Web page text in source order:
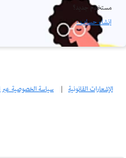
مستخدم جديد؟
إنشاء حساب ›
الإشعارات القانونية | سياسة الخصوصية عبر